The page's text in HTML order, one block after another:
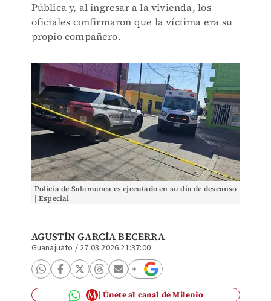
Pública y, al ingresar a la vivienda, los
oficiales confirmaron que la víctima era su
propio compañero.
Policía de Salamanca es ejecutado en su día de descanso
| Especial
AGUSTÍN GARCÍA BECERRA
Guanajuato / 27.03.2026 21:37:00
Únete al canal de Milenio